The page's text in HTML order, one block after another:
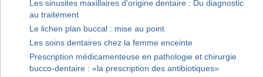
Les sinusites maxillaires d'origine dentaire : Du diagnostic
au traitement
Le lichen plan buccal : mise au point
Les soins dentaires chez la femme enceinte
Prescription médicamenteuse en pathologie et chirurgie
bucco-dentaire : «la prescription des antibiotiques»